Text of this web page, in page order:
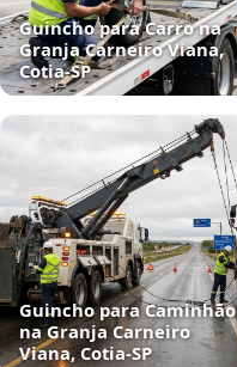
Guincho para Carro na
Granja Carneiro Viana,
Cotia‑SP
Guincho para Caminhão
na Granja Carneiro
Viana, Cotia‑SP